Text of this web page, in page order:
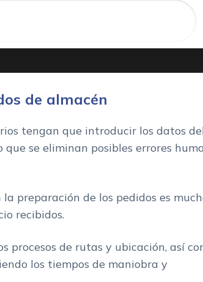
de almacén
tengan que introducir los datos
se eliminan posibles errores
preparación de los pedidos es
recibidos.
procesos de rutas y ubicación, así
los tiempos de maniobra y